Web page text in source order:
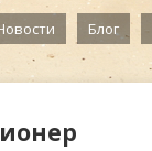
Блог